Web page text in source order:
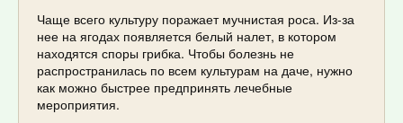
Чаще всего культуру поражает мучнистая роса. Из-за
нее на ягодах появляется белый налет, в котором
находятся споры грибка. Чтобы болезнь не
распространилась по всем культурам на даче, нужно
как можно быстрее предпринять лечебные
мероприятия.